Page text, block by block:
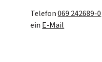
Telefon069 242689-0
ein E-Mail